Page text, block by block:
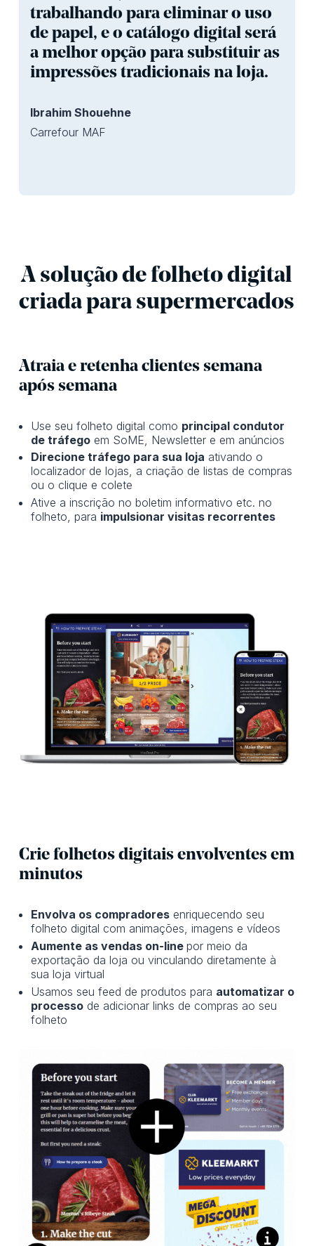
trabalhando para eliminar o uso
de papel, e o catálogo digital será
a melhor opção para substituir as
impressões tradicionais na loja.
Ibrahim Shouehne
Carrefour MAF
A solução de folheto digital
criada para supermercados
Atraia e retenha clientes semana
após semana
Use seu folheto digital como principal condutor
de tráfego em SoME, Newsletter e em anúncios
Direcione tráfego para sua loja ativando o
localizador de lojas, a criação de listas de compras
ou o clique e colete
Ative a inscrição no boletim informativo etc. no
folheto, para impulsionar visitas recorrentes
Crie folhetos digitais envolventes em
minutos
Envolva os compradores enriquecendo seu
folheto digital com animações, imagens e vídeos
Aumente as vendas on-linepor meio da
exportação da loja ou vinculando diretamente à
sua loja virtual
Usamos seu feed de produtos para automatizar o
processo de adicionar links de compras ao seu
folheto